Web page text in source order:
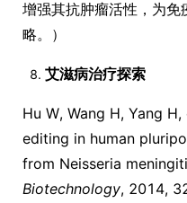
增强其抗肿瘤活性，为
略。）
艾滋病治疗探索
Hu W, Wang H, Yang
editing in human
from Neisseria
Biotechnology, 2014,